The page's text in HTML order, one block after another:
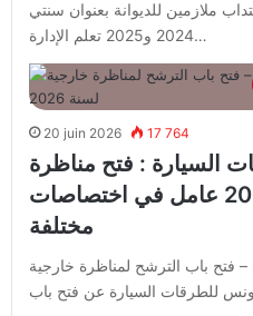
ملازمين للديوانة بعنوان سنتي
2024 و2025 تعلم الإدارة…
20 juin 2026 17 764
السيارة : فتح مناظرة
خارجية لانتداب 200 عامل في اختصاصات
مختلفة
فتح باب الترشح لمناظرة خارجية